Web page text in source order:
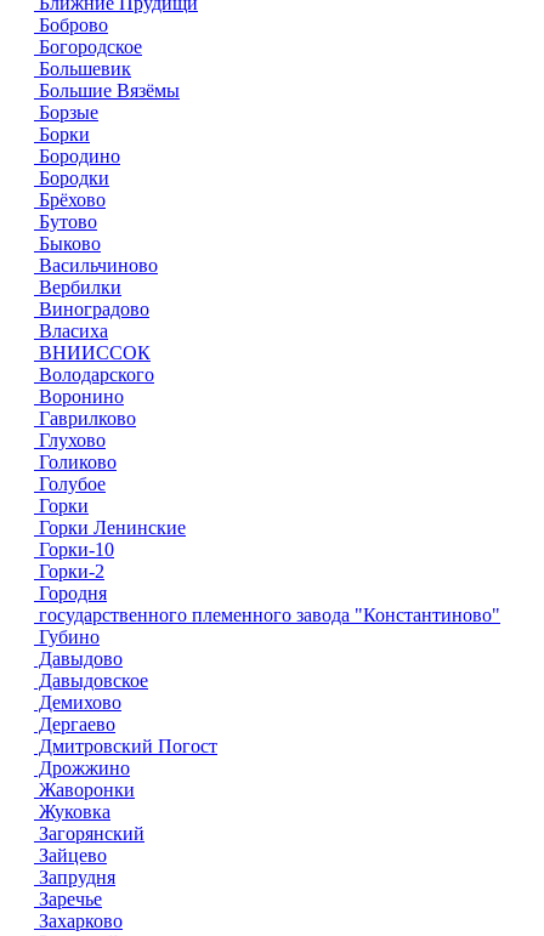
Боброво
Богородское
Большевик
Большие Вязёмы
Борзые
Борки
Бородино
Бородки
Брёхово
Бутово
Быково
Васильчиново
Вербилки
Виноградово
Власиха
ВНИИССОК
Володарского
Воронино
Гаврилково
Глухово
Голиково
Голубое
Горки
Горки Ленинские
Горки-10
Горки-2
Городня
государственного племенного завода "Константиново"
Губино
Давыдово
Давыдовское
Демихово
Дергаево
Дмитровский Погост
Дрожжино
Жаворонки
Жуковка
Загорянский
Зайцево
Запрудня
Заречье
Захарково